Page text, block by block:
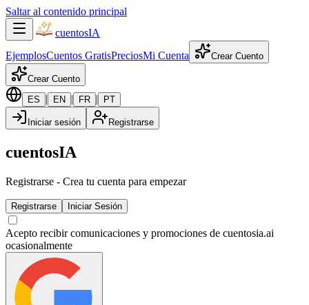
Saltar al contenido principal
cuentosIA
EjemplosCuentos GratisPreciosMi Cuenta Crear Cuento
Crear Cuento
ES
| EN | FR | PT
Iniciar sesión Registrarse
cuentosIA
Registrarse - Crea tu cuenta para empezar
Registrarse Iniciar Sesión
Acepto recibir comunicaciones y promociones de cuentosia.ai
ocasionalmente